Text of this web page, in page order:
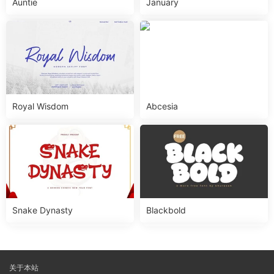
Auntie January
Royal Wisdom Abcesia
Snake Dynasty Blackbold
关于本站